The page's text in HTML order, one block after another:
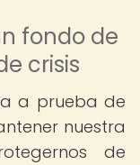
fondo de
crisis
a prueba de
nuestra
de